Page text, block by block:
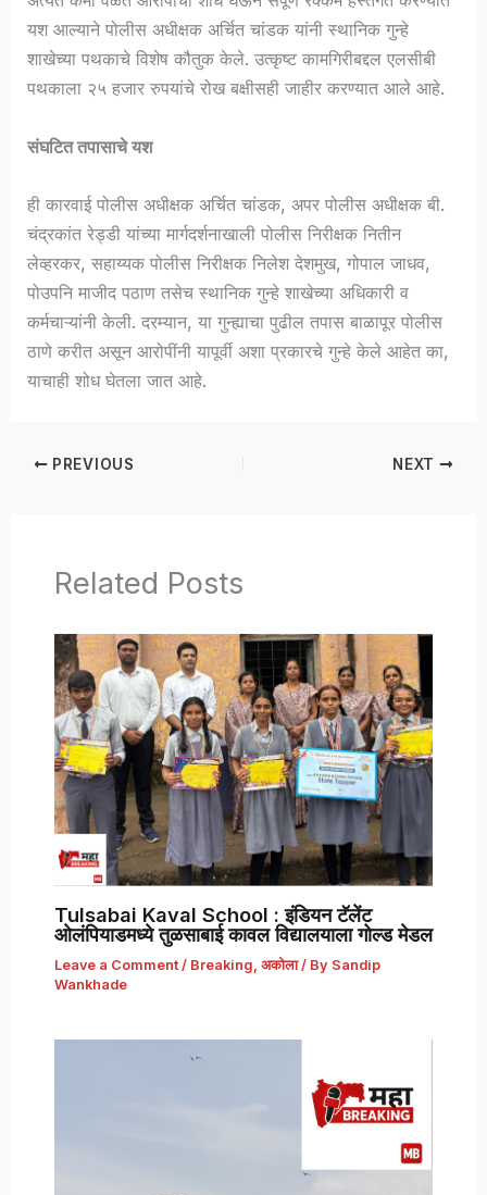
यश आल्याने पोलीस अधीक्षक अर्चित चांडक यांनी स्थानिक गुन्हे
शाखेच्या पथकाचे विशेष कौतुक केले. उत्कृष्ट कामगिरीबद्दल एलसीबी
पथकाला २५ हजार रुपयांचे रोख बक्षीसही जाहीर करण्यात आले आहे.
संघटित तपासाचे यश
ही कारवाई पोलीस अधीक्षक अर्चित चांडक, अपर पोलीस अधीक्षक बी.
चंद्रकांत रेड्डी यांच्या मार्गदर्शनाखाली पोलीस निरीक्षक नितीन
लेव्हरकर, सहाय्यक पोलीस निरीक्षक निलेश देशमुख, गोपाल जाधव,
पोउपनि माजीद पठाण तसेच स्थानिक गुन्हे शाखेच्या अधिकारी व
कर्मचाऱ्यांनी केली. दरम्यान, या गुन्ह्याचा पुढील तपास बाळापूर पोलीस
ठाणे करीत असून आरोपींनी यापूर्वी अशा प्रकारचे गुन्हे केले आहेत का,
याचाही शोध घेतला जात आहे.
PREVIOUS NEXT
Related Posts
Tulsabai Kaval School : इंडियन टॅलेंट
ओलंपियाडमध्ये तुळसाबाई कावल विद्यालयाला गोल्ड मेडल
Leave a Comment / Breaking अकोला/ By Sandip
Wankhade